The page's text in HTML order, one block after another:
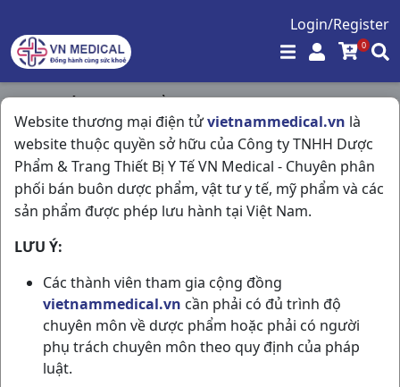
Login/Register
0
Website thương mại điện tửvietnammedical.vn là
website thuộc quyền sở hữu của Công ty TNHH Dược
Phẩm & Trang Thiết Bị Y Tế VN Medical - Chuyên phân
phối bán buôn dược phẩm, vật tư y tế, mỹ phẩm và các
sản phẩm được phép lưu hành tại Việt Nam.
LƯU Ý:
Các thành viên tham gia cộng đồng
vietnammedical.vn cần phải có đủ trình độ
chuyên môn về dược phẩm hoặc phải có người
phụ trách chuyên môn theo quy định của pháp
luật.
Trang chủ / Thực Phẩm Chức Năng /
Trà Diabetna H10g1,5gr Nam Dược